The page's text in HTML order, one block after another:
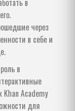
через
в себе и
в
Academy
для